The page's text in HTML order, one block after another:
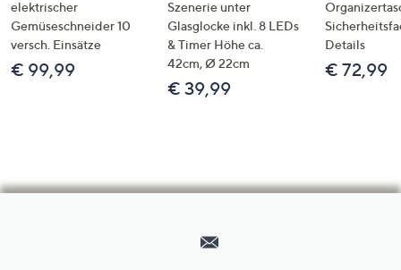
elektrischer
Gemüseschneider 10
versch. Einsätze
€ 99,99
Szenerie unter
Glasglocke inkl. 8 LEDs
& Timer Höhe ca.
42cm, Ø 22cm
€ 39,99
Details
€ 72,99